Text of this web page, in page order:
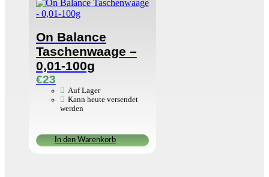
On Balance
Taschenwaage –
0,01-100g
€23
Auf Lager
Kann heute versendet
werden
In den Warenkorb